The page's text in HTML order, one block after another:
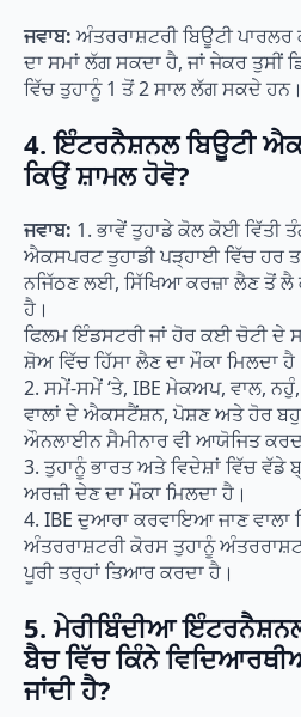
ਜਵਾਬ: ਅੰਤਰਰਾਸ਼ਟਰੀ ਬਿਊਟੀ
ਦਾ ਸਮਾਂ ਲੱਗ ਸਕਦਾ ਹੈ, ਜਾਂ ਜੇਕਰ ਤੁਸੀਂ
ਵਿੱਚ ਤੁਹਾਨੂੰ 1 ਤੋਂ 2 ਸਾਲ ਲੱਗ ਸਕਦੇ ਹਨ।
4.ਇੰਟਰਨੈਸ਼ਨਲ ਬਿਊਟੀ
ਕਿਉਂ ਸ਼ਾਮਲ ਹੋਵੋ?
ਜਵਾਬ: 1. ਭਾਵੇਂ ਤੁਹਾਡੇ ਕੋਲ ਕੋਈ ਵਿੱਤੀ
ਐਕਸਪਰਟ ਤੁਹਾਡੀ ਪੜ੍ਹਾਈ ਵਿੱਚ ਹਰ
ਨਜਿੱਠਣ ਲਈ, ਸਿੱਖਿਆ ਕਰਜ਼ਾ ਲੈਣ ਤੋਂ ਲੈ
ਹੈ।
ਫਿਲਮ ਇੰਡਸਟਰੀ ਜਾਂ ਹੋਰ ਕਈ ਚੋਟੀ ਦੇ
ਸ਼ੋਅ ਵਿੱਚ ਹਿੱਸਾ ਲੈਣ ਦਾ ਮੌਕਾ ਮਿਲਦਾ
2. ਸਮੇਂ-ਸਮੇਂ ‘ਤੇ, IBE ਮੇਕਅਪ, ਵਾਲ,
ਵਾਲਾਂ ਦੇ ਐਕਸਟੈਂਸ਼ਨ, ਪੋਸ਼ਣ ਅਤੇ ਹੋਰ
ਔਨਲਾਈਨ ਸੈਮੀਨਾਰ ਵੀ ਆਯੋਜਿਤ
3. ਤੁਹਾਨੂੰ ਭਾਰਤ ਅਤੇ ਵਿਦੇਸ਼ਾਂ ਵਿੱਚ ਵੱਡੇ
ਅਰਜ਼ੀ ਦੇਣ ਦਾ ਮੌਕਾ ਮਿਲਦਾ ਹੈ।
4. IBE ਦੁਆਰਾ ਕਰਵਾਇਆ ਜਾਣ ਵਾਲਾ
ਅੰਤਰਰਾਸ਼ਟਰੀ ਕੋਰਸ ਤੁਹਾਨੂੰ
ਪੂਰੀ ਤਰ੍ਹਾਂ ਤਿਆਰ ਕਰਦਾ ਹੈ।
5. ਮੇਰੀਬਿੰਦੀਆ
ਬੈਚ ਵਿੱਚ ਕਿੰਨੇ
ਜਾਂਦੀ ਹੈ?